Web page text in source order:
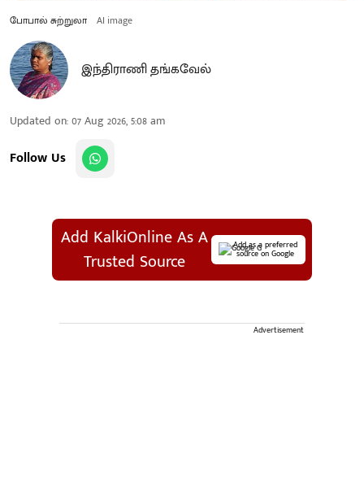
போபால் சுற்றுலா AI image
இந்திராணி தங்கவேல்
Updated on:07 Aug 2026, 5:08 am
Follow Us
Add KalkiOnline As A
Trusted Source
Add as a preferred
source on Google
Advertisement